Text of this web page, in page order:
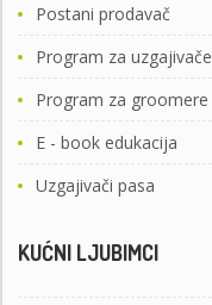
Postani prodavač
Program za uzgajivače
Program za groomere
E - book edukacija
Uzgajivači pasa
KUĆNI LJUBIMCI